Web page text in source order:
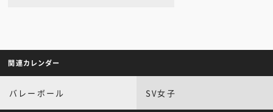
関連カレンダー
バレーボール SV女子